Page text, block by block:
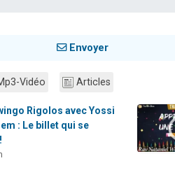
Envoyer
Vidéo Articles
Rigolos avec Yossi
: Le billet qui se